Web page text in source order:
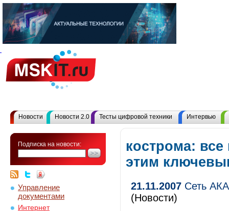
Новости Новости 2.0 Тесты цифровой техники Интервью
Подписка на новости:
Управление
документами
Интернет
кострома:
этим
21.11.2007 Сеть
(Новости)